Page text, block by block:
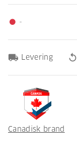
fiber_manual_record -
local_shipping Levering replay
Canadisk brand